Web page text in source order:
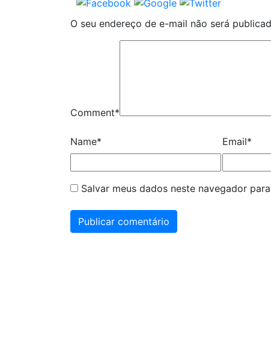
O seu endereço de e-mail não será
Comment*
Name* Email*
Salvar meus dados neste navegador